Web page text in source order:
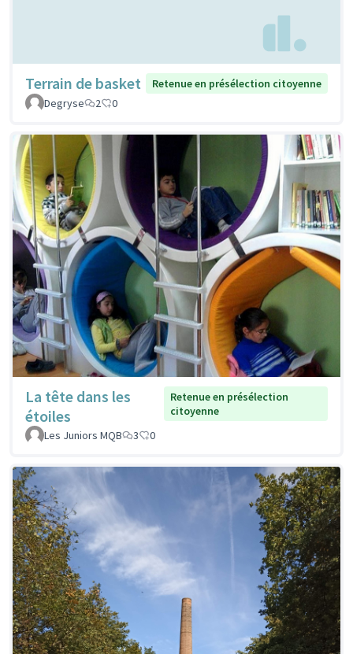
Terrain de basket
Retenue en présélection citoyenne
Degryse
2 0
La tête dans les
étoiles
Retenue en présélection
citoyenne
Les Juniors MQB
3 0